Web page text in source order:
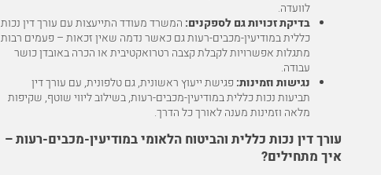
לוועדה.
בדיקת זכויות גם לספקנים: המשרד מעודד התייעצות עם עורך דין נכות
כללית במודיעין-מכבים-רעות גם כאשר נדמה שאין זכאות – פעמים רבות
מתגלות אפשרויות לקבלת קצבה רטרואקטיבית או הכרה באובדן כושר
עבודה.
נגישות וזמינות: פגישת ייעוץ ראשונית, גם טלפונית, עם עורך דין
תביעות נכות כללית במודיעין-מכבים-רעות, בשילוב ליווי שוטף, שקיפות
מלאה וזמינות מענה לאורך כל הדרך.
עורך דין נכות כללית והביטוח הלאומי במודיעין-מכבים-רעות –
איך מתחילים?